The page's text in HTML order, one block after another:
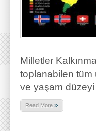
Milletler
toplanabilen tüm
ve yaşam
Read More »